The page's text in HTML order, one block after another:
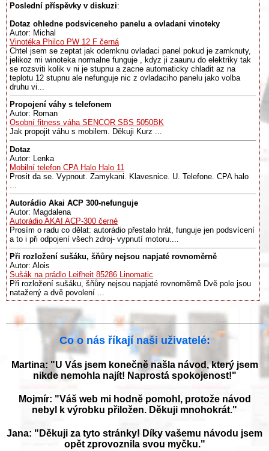
Poslední příspěvky v diskuzi:
Dotaz ohledne podsviceneho panelu a ovladani vinoteky
Autor: Michal
Vinotéka Philco PW 12 F černá
Chtel jsem se zeptat jak odemknu ovladaci panel pokud je zamknuty,
jelikoz mi winoteka normalne funguje , kdyz ji zaaunu do elektriky tak
se rozsviti kolik v ni je stupnu a zacne automaticky chladit az na
teplotu 12 stupnu ale nefunguje nic z ovladaciho panelu jako volba
druhu vi...
Propojení váhy s telefonem
Autor: Roman
Osobní fitness váha SENCOR SBS 5050BK
Jak propojit váhu s mobilem. Děkuji Kurz ...
Dotaz
Autor: Lenka
Mobilní telefon CPA Halo Halo 11
Prosit da se. Vypnout. Zamykani. Klavesnice. U. Telefone. CPA halo
Autorádio Akai ACP 300-nefunguje
Autor: Magdalena
Autorádio AKAI ACP-300 černé
Prosím o radu co dělat: autorádio přestalo hrát, funguje jen podsvícení
a to i při odpojení všech zdroj- vypnutí motoru....
Při rozložení sušáku, šňůry nejsou napjaté rovnoměrně
Autor: Alois
Sušák na prádlo Leifheit 85286 Linomatic
Při rozložení sušáku, šňůry nejsou napjaté rovnoměrně Dvě pole jsou
natažený a dvě povolení ...
Co o nás říkají naši uživatelé:
Martina: "U Vás jsem konečně našla návod, který jsem
nikde nemohla najít! Naprostá spokojenost!"
Mojmír: "Váš web mi hodně pomohl, protože návod
nebyl k výrobku přiložen. Děkuji mnohokrát."
Jana: "Děkuji za tyto stránky! Díky vašemu návodu jsem
opět zprovoznila svou myčku."